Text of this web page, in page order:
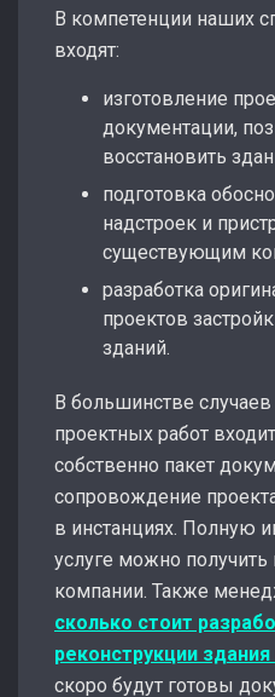
В компетенции наших
входят:
изготовление
документации,
восстановить
подготовка
надстроек и
существующим
разработка
проектов
зданий.
В большинстве случаев
проектных работ
собственно пакет
сопровождение
в инстанциях. Полную
услуге можно
компании. Также
сколько стоит
реконструкции
скоро будут готовы